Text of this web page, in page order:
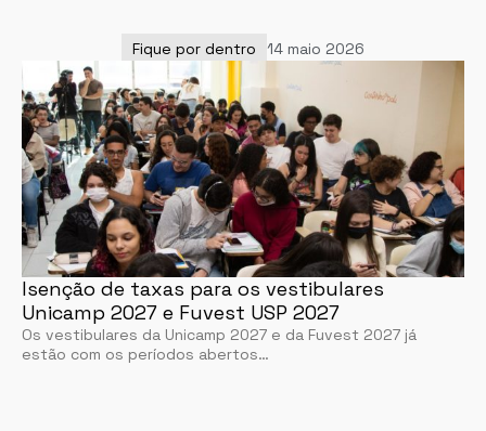
Fique por dentro 14 maio 2026
Isenção de taxas para os vestibulares
Unicamp 2027 e Fuvest USP 2027
Os vestibulares da Unicamp 2027 e da Fuvest 2027 já
estão com os períodos abertos…